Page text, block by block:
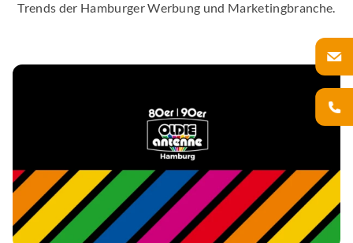
Trends der Hamburger Werbung und Marketingbranche.